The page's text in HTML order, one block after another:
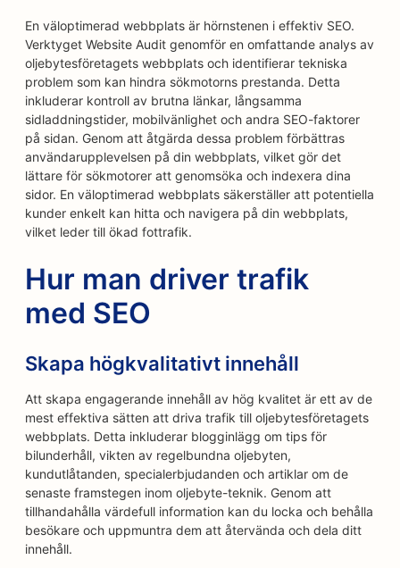
En väloptimerad webbplats är hörnstenen i effektiv SEO.
Verktyget Website Audit genomför en omfattande analys av
oljebytesföretagets webbplats och identifierar tekniska
problem som kan hindra sökmotorns prestanda. Detta
inkluderar kontroll av brutna länkar, långsamma
sidladdningstider, mobilvänlighet och andra SEO-faktorer
på sidan. Genom att åtgärda dessa problem förbättras
användarupplevelsen på din webbplats, vilket gör det
lättare för sökmotorer att genomsöka och indexera dina
sidor. En väloptimerad webbplats säkerställer att potentiella
kunder enkelt kan hitta och navigera på din webbplats,
vilket leder till ökad fottrafik.
Hur man driver trafik
med SEO
Skapa högkvalitativt innehåll
Att skapa engagerande innehåll av hög kvalitet är ett av de
mest effektiva sätten att driva trafik till oljebytesföretagets
webbplats. Detta inkluderar blogginlägg om tips för
bilunderhåll, vikten av regelbundna oljebyten,
kundutlåtanden, specialerbjudanden och artiklar om de
senaste framstegen inom oljebyte-teknik. Genom att
tillhandahålla värdefull information kan du locka och behålla
besökare och uppmuntra dem att återvända och dela ditt
innehåll.